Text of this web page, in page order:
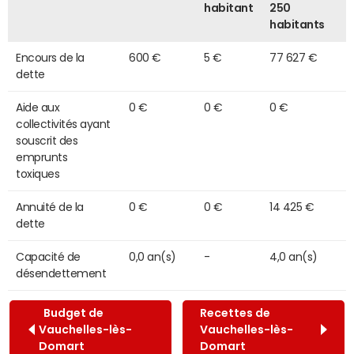
habitant
250
habitants
Encours de la
dette
600 € 5 € 77 627 €
Aide aux
collectivités ayant
souscrit des
emprunts
toxiques
0 € 0 € 0 €
Annuité de la
dette
0 € 0 € 14 425 €
Capacité de
désendettement
0,0 an(s) - 4,0 an(s)
Budget de
Vauchelles-lès-
Domart
Recettes de
Vauchelles-lès-
Domart